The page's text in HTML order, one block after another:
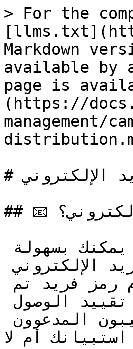
> For the
Markdown
available by
page is
(https://
management/
# توزيع البريد الإلكتروني
## 📧 ما هو توزيع البريد الإلكتروني؟
إرسال دعوات إلى قائمة من عناوين البريد الإلكتروني
أم لا.